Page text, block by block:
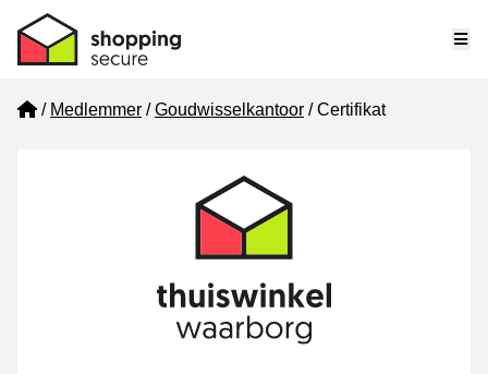
Home
Medlemmer Goudwisselkantoor Certifikat